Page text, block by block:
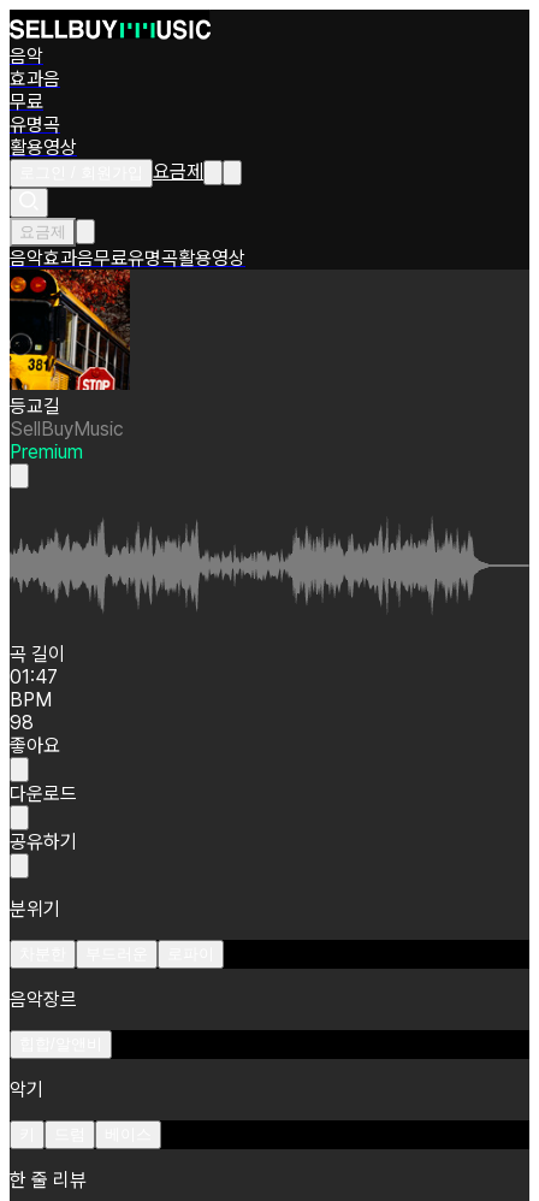
음악
효과음
무료
유명곡
활용영상
요금제
요금제
음악효과음무료유명곡활용영상
등교길
SellBuyMusic
Premium
곡 길이
01:47
BPM
98
좋아요
다운로드
공유하기
분위기
음악장르
악기
한 줄 리뷰